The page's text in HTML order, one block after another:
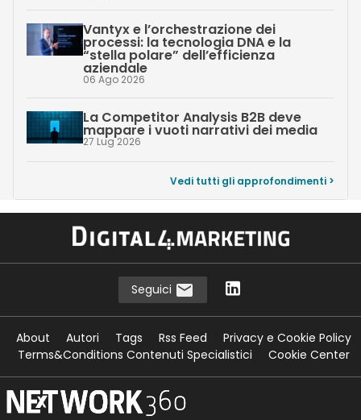
Vantyx e l’orchestrazione dei
processi: la tecnologia DNA e la
“stella polare” dell’efficienza
aziendale
06 Ago 2026
La Competitor Analysis B2B deve
mappare i vuoti narrativi dei media
27 Lug 2026
Vedi tutti gli approfondimenti >
Seguici
About Autori Tags Rss Feed
Privacy e Cookie Policy
Terms&Conditions Contenuti Specialistici
Cookie Center